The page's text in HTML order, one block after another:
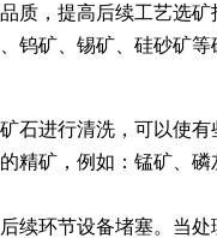
质，提高后续工艺选
钨矿、锡矿、硅砂矿等
石进行清洗，可以使有
精矿，例如：锰矿、
续环节设备堵塞。当处